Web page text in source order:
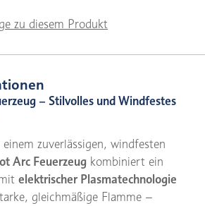
zu diesem Produkt
– Stilvolles und Windfestes
zuverlässigen, windfesten
Arc Feuerzeug kombiniert ein
elektrischer Plasmatechnologie
gleichmäßige Flamme –